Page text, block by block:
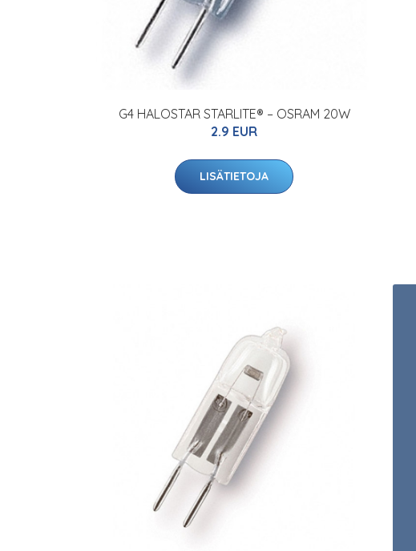
G4 HALOSTAR STARLITE® – OSRAM 20W
2.9 EUR
LISÄTIETOJA